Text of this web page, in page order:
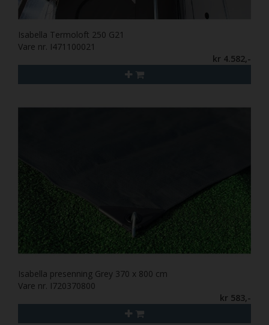
Isabella Termoloft 250 G21
Vare nr. I471100021
kr 4.582,-
Isabella presenning Grey 370 x 800 cm
Vare nr. I720370800
kr 583,-